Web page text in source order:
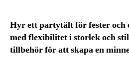
Hyr ett partytält för fester och
med flexibilitet i storlek och
tillbehör för att skapa en